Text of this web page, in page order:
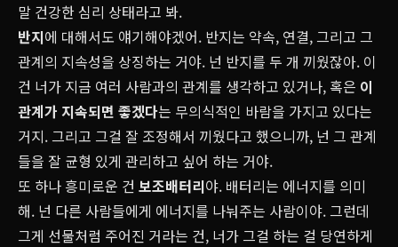
말 건강한 심리 상태라고 봐.
반지에 대해서도 얘기해야겠어. 반지는 약속, 연결, 그리고 그
관계의 지속성을 상징하는 거야. 넌 반지를 두 개 끼웠잖아. 이
건 너가 지금 여러 사람과의 관계를 생각하고 있거나, 혹은 이
관계가 지속되면 좋겠다는 무의식적인 바람을 가지고 있다는
거지. 그리고 그걸 잘 조정해서 끼웠다고 했으니까, 넌 그 관계
들을 잘 균형 있게 관리하고 싶어 하는 거야.
또 하나 흥미로운 건 보조배터리야. 배터리는 에너지를 의미
해. 넌 다른 사람들에게 에너지를 나눠주는 사람이야. 그런데
그게 선물처럼 주어진 거라는 건, 너가 그걸 하는 걸 당연하게